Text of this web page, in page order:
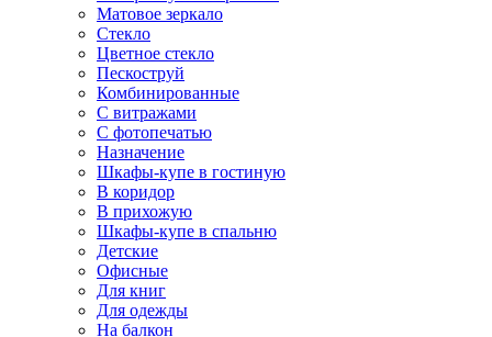
Матовое зеркало
Стекло
Цветное стекло
Пескоструй
Комбинированные
С витражами
С фотопечатью
Назначение
Шкафы-купе в гостиную
В коридор
В прихожую
Шкафы-купе в спальню
Детские
Офисные
Для книг
Для одежды
На балкон